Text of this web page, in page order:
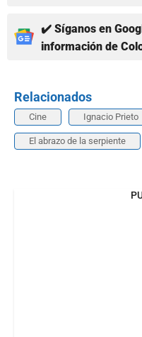
✔️ Síganos en
información de
Relacionados
Cine Ignacio Prieto
El abrazo de la serpiente